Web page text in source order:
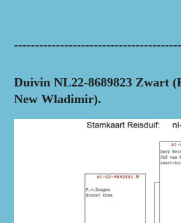
Duivin NL22-8689823 Zwart
New Wladimir).